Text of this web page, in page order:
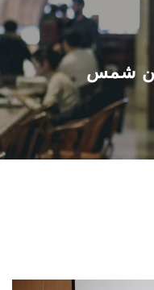
عن الجامعة
القطاعـات
الشئون الأكاديمية
البحث العلمي
شمس